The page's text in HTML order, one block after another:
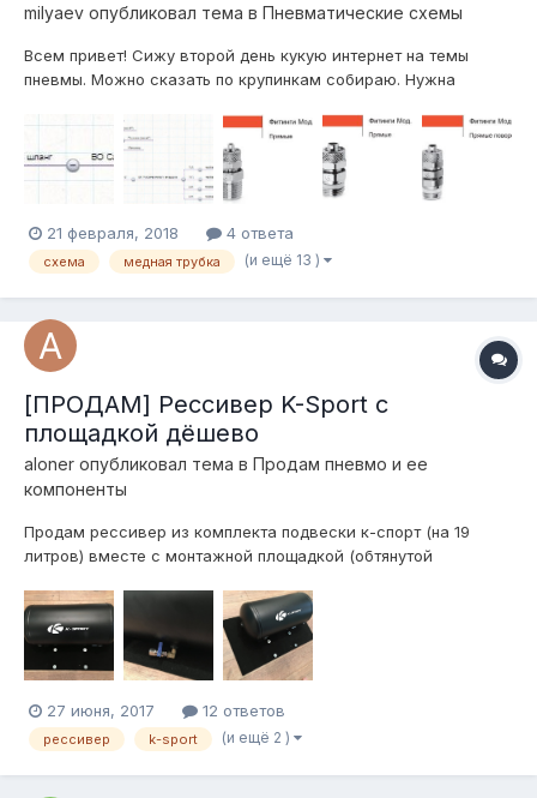
milyaev опубликовал тема в Пневматические схемы
Всем привет! Сижу второй день кукую интернет на темы
пневмы. Можно сказать по крупинкам собираю. Нужна
качественная, шоб не надо было каждую неделю в ней
копаться, стабильноработающая. Вот вроде собрал более
менее, сделал вы...
21 февраля, 2018 4 ответа
схема медная трубка (и ещё 13 )
[ПРОДАМ] Рессивер K-Sport с
площадкой дёшево
aloner опубликовал тема в Продам пневмо и ее
компоненты
Продам рессивер из комплекта подвески к-спорт (на 19
литров) вместе с монтажной площадкой (обтянутой
27 июня, 2017 12 ответов
рессивер k-sport (и ещё 2 )